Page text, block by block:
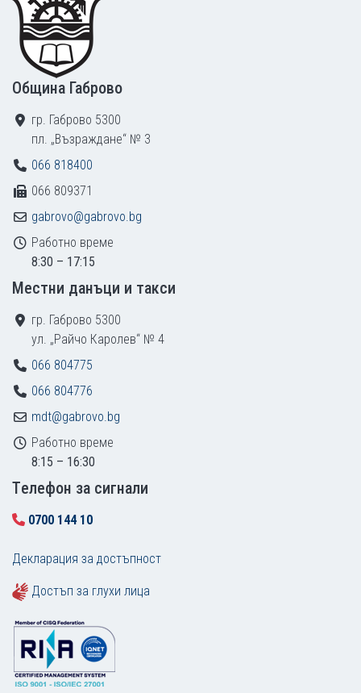
Община Габрово
гр. Габрово 5300
пл. „Възраждане“ № 3
066 818400
066 809371
gabrovo@gabrovo.bg
Работно време
8:30 – 17:15
Местни данъци и такси
гр. Габрово 5300
ул. „Райчо Каролев“ № 4
066 804775
066 804776
mdt@gabrovo.bg
Работно време
8:15 – 16:30
Tелефон за сигнали
0700 144 10
Декларация за достъпност
Достъп за глухи лица